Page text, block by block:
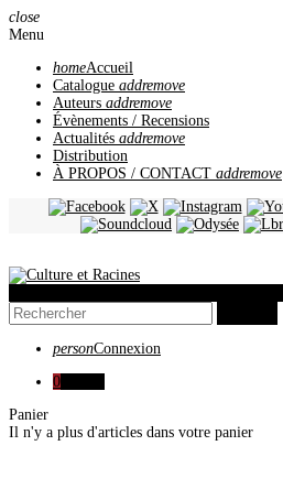
close
Menu
homeAccueil
Catalogue addremove
Auteurs addremove
Évènements / Recensions
Actualités addremove
Distribution
À PROPOS / CONTACT addremove
personConnexion
0
Panier
Il n'y a plus d'articles dans votre panier